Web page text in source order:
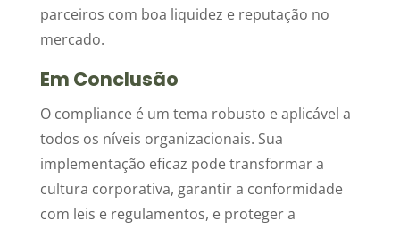
parceiros com boa liquidez e reputação no
mercado.
Em Conclusão
O compliance é um tema robusto e aplicável a
todos os níveis organizacionais. Sua
implementação eficaz pode transformar a
cultura corporativa, garantir a conformidade
com leis e regulamentos, e proteger a